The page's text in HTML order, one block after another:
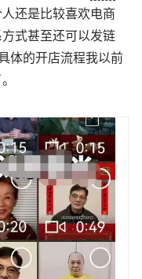
还是比较喜欢电商
式甚至还可以发链
体的开店流程我以前